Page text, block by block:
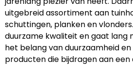
uitgebreid assortiment aan
schuttingen, planken en
duurzame kwaliteit en gaat lang
het belang van duurzaamheid
producten die bijdragen aan